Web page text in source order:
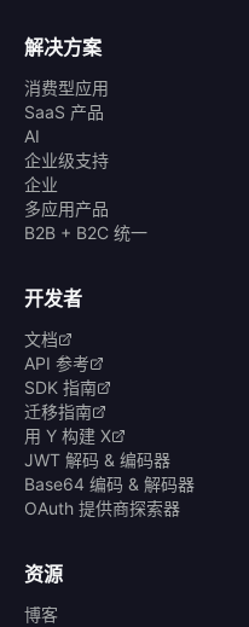
解决方案
消费型应用
SaaS 产品
AI
企业级支持
企业
多应用产品
B2B + B2C 统一
开发者
文档
API 参考
SDK 指南
迁移指南
用 Y 构建 X
JWT 解码 & 编码器
Base64 编码 & 解码器
OAuth 提供商探索器
资源
博客